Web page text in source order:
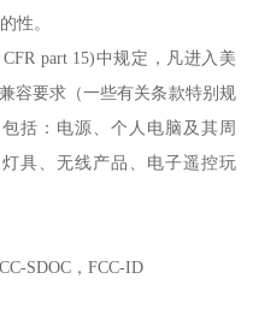
性。
part 15)中规定，凡进入美
容要求（一些有关条款特别规
括：电源、个人电脑及其周
具、无线产品、电子遥控玩
SDOC，FCC-ID